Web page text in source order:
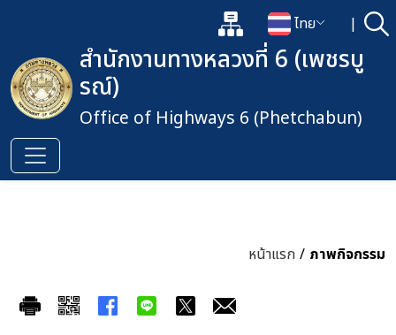
แผนผังเว็บไซต์
เปลี่ยนภาษา
ไทย | ค้
เปิดกล่องค้นหาข้อมูลหลักของเ
สำนักงานทางหลวงที่ 6 (เพชรบู
รณ์)
Office of Highways 6 (Phetchabun)
หน้าแรก / ภาพกิจกรรม